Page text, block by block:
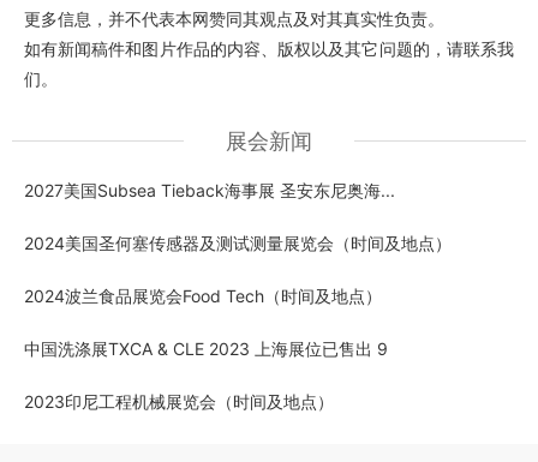
更多信息，并不代表本网赞同其观点及对其真实性负责。
如有新闻稿件和图片作品的内容、版权以及其它问题的，请联系我
们。
展会新闻
2027美国Subsea Tieback海事展 圣安东尼奥海...
2024美国圣何塞传感器及测试测量展览会（时间及地点）
2024波兰食品展览会Food Tech（时间及地点）
中国洗涤展TXCA & CLE 2023 上海展位已售出 9
2023印尼工程机械展览会（时间及地点）